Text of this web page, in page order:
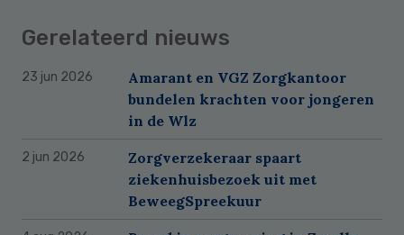
Gerelateerd nieuws
23 jun 2026
Amarant en VGZ Zorgkantoor
bundelen krachten voor jongeren
in de Wlz
2 jun 2026
Zorgverzekeraar spaart
ziekenhuisbezoek uit met
BeweegSpreekuur